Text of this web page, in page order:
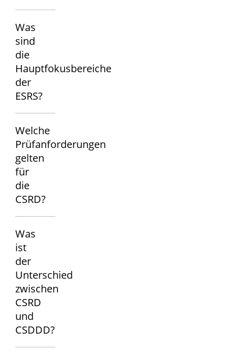
Was
sind
die
Hauptfokusbereiche
der
ESRS?
Welche
Prüfanforderungen
gelten
für
die
CSRD?
Was
ist
der
Unterschied
zwischen
CSRD
und
CSDDD?